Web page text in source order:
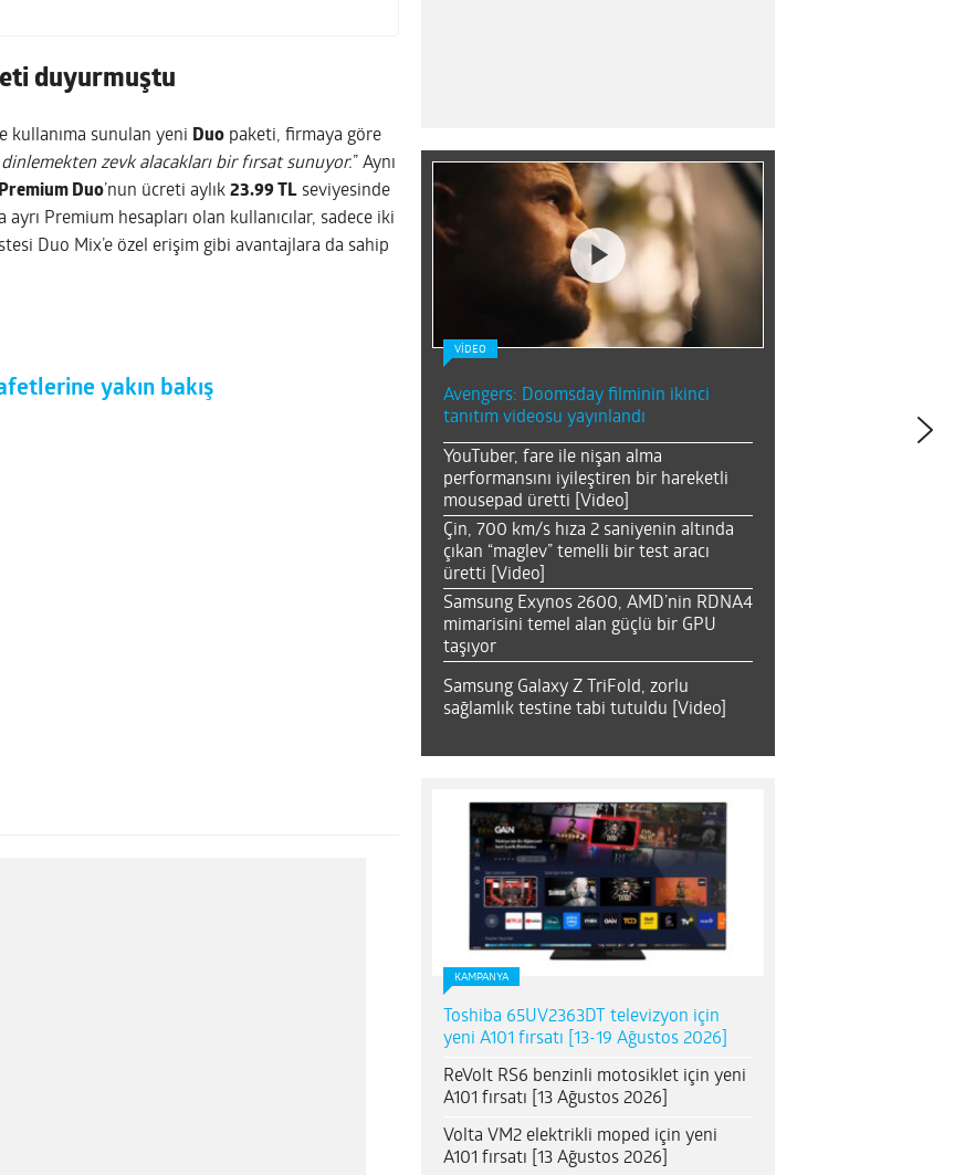
duyurmuştu
kullanıma sunulan yeni Duo paketi, firmaya göre
zevk alacakları bir fırsat sunuyor.” Aynı
Premium Duo’nun ücreti aylık 23.99 TL seviyesinde
Premium hesapları olan kullanıcılar, sadece iki
Duo Mix’e özel erişim gibi avantajlara da sahip
yakın bakış
VİDEO
Avengers: Doomsday filminin ikinci
tanıtım videosu yayınlandı
YouTuber, fare ile nişan alma
performansını iyileştiren bir hareketli
mousepad üretti [Video]
Çin, 700 km/s hıza 2 saniyenin altında
çıkan “maglev” temelli bir test aracı
üretti [Video]
Samsung Exynos 2600, AMD’nin RDNA4
mimarisini temel alan güçlü bir GPU
taşıyor
Samsung Galaxy Z TriFold, zorlu
sağlamlık testine tabi tutuldu [Video]
KAMPANYA
Toshiba 65UV2363DT televizyon için
yeni A101 fırsatı [13-19 Ağustos 2026]
ReVolt RS6 benzinli motosiklet için yeni
A101 fırsatı [13 Ağustos 2026]
Volta VM2 elektrikli moped için yeni
A101 fırsatı [13 Ağustos 2026]